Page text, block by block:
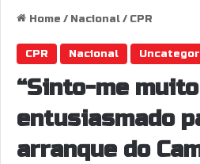
Home / Nacional/ CPR
CPR Nacional
“Sinto-me
entusiasmado
arranque do